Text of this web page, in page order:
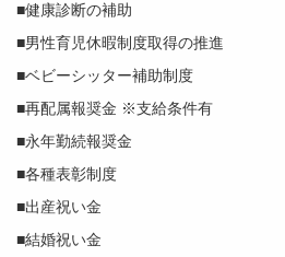
■健康診断の補助
■男性育児休暇制度取得の推進
■ベビーシッター補助制度
■再配属報奨金 ※支給条件有
■永年勤続報奨金
■各種表彰制度
■出産祝い金
■結婚祝い金